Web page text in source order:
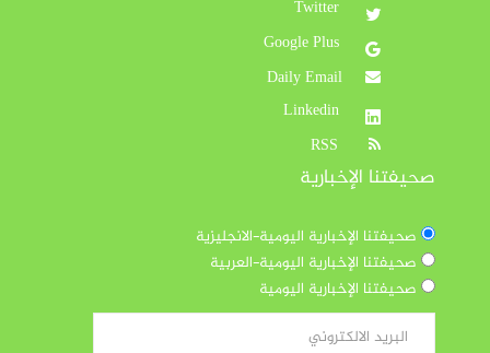
Daily Email
صحيفتنا الإخبارية
صحيفتنا الإخبارية اليومية-الانجليزية
صحيفتنا الإخبارية اليومية-العربية
صحيفتنا الإخبارية اليومية